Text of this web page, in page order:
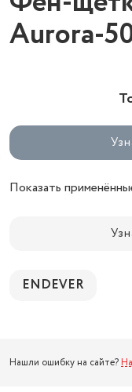
Aurora-
Показать
ENDEVER
Нашли ошибку на сайте?